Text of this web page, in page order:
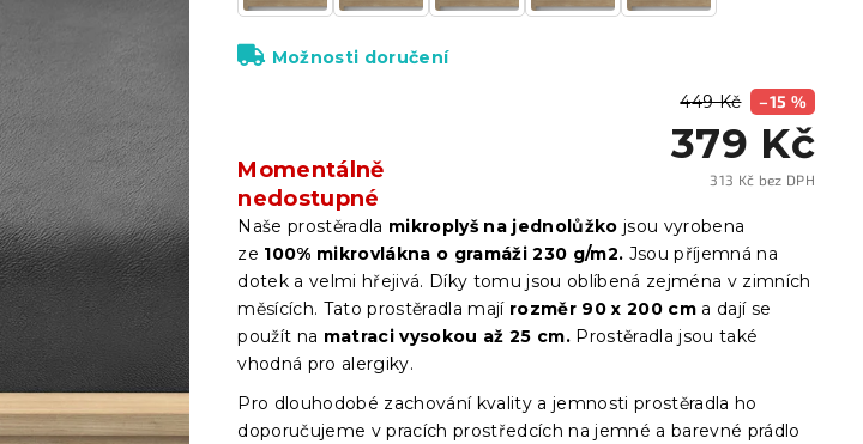
449 Kč –15 %
379 Kč
313 Kč bez DPH
Momentálně
nedostupné
Možnosti doručení
Naše prostěradla mikroplyš na jednolůžkojsou vyrobena
ze 100% mikrovlákna o gramáži 230 g/m2. Jsou příjemná na
dotek a velmi hřejivá. Díky tomu jsou oblíbená zejména v zimních
měsících. Tato prostěradla mají rozměr 90 x 200 cm a dají se
použít na matraci vysokou až 25 cm. Prostěradla jsou také
vhodná pro alergiky.
Pro dlouhodobé zachování kvality a jemnosti prostěradla ho
doporučujeme v pracích prostředcích na jemné a barevné prádlo